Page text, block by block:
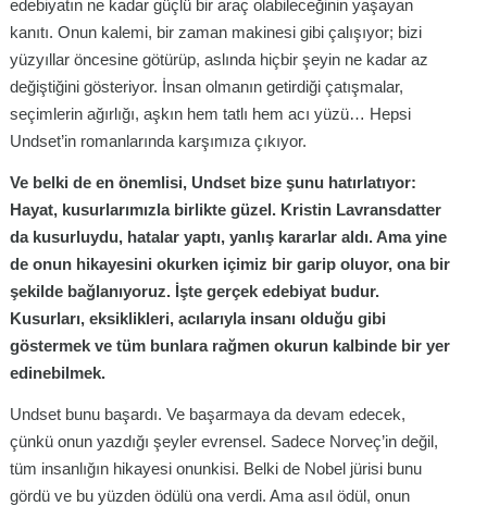
edebiyatın ne kadar güçlü bir araç olabileceğinin yaşayan
kanıtı. Onun kalemi, bir zaman makinesi gibi çalışıyor; bizi
yüzyıllar öncesine götürüp, aslında hiçbir şeyin ne kadar az
değiştiğini gösteriyor. İnsan olmanın getirdiği çatışmalar,
seçimlerin ağırlığı, aşkın hem tatlı hem acı yüzü… Hepsi
Undset’in romanlarında karşımıza çıkıyor.
Ve belki de en önemlisi, Undset bize şunu hatırlatıyor:
Hayat, kusurlarımızla birlikte güzel. Kristin Lavransdatter
da kusurluydu, hatalar yaptı, yanlış kararlar aldı. Ama yine
de onun hikayesini okurken içimiz bir garip oluyor, ona bir
şekilde bağlanıyoruz. İşte gerçek edebiyat budur.
Kusurları, eksiklikleri, acılarıyla insanı olduğu gibi
göstermek ve tüm bunlara rağmen okurun kalbinde bir yer
edinebilmek.
Undset bunu başardı. Ve başarmaya da devam edecek,
çünkü onun yazdığı şeyler evrensel. Sadece Norveç’in değil,
tüm insanlığın hikayesi onunkisi. Belki de Nobel jürisi bunu
gördü ve bu yüzden ödülü ona verdi. Ama asıl ödül, onun